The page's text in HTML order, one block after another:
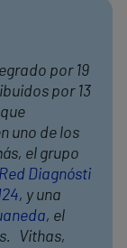
por 19
por 13
uno de los
el grupo
Diagnósti
, y una
, el
Vithas,